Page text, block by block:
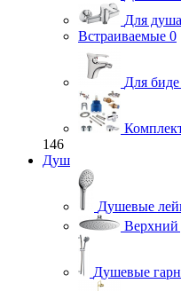
Для душа
Встраиваемые 0
Для биде
146
Душ
Душевые
Душевые